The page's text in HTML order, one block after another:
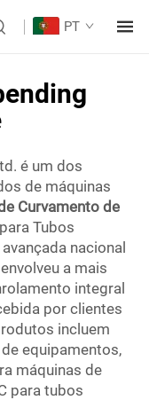
PT
é um dos
de máquinas
Curvamento de
Tubos
nacional
a mais
integral
por clientes
incluem
equipamentos,
máquinas de
para tubos